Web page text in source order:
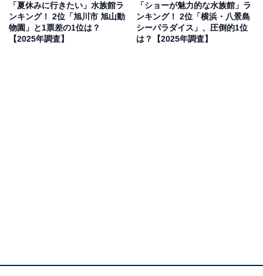
ら」（40代女性／長崎県）、「３億円の赤字からV字回
復を遂げた動物園なので興味があります」（40代男性／
愛知県）などのコメントがありました。
「夏休みに行きたい」水族館ラ
ンキング！ 2位「旭川市 旭山動
物園」と1票差の1位は？
【2025年調査】
「ショーが魅力的な水族館」ラ
ンキング！ 2位「横浜・八景島
シーパラダイス」、圧倒的1位
は？【2025年調査】